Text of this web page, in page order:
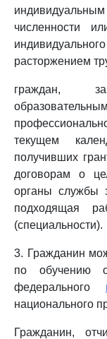
численности
расторжением
граждан,
текущем
получивших
договорам о
органы службы
подходящая
(специальности).
3. Гражданин
по обучению
федерального
национального
Гражданин,